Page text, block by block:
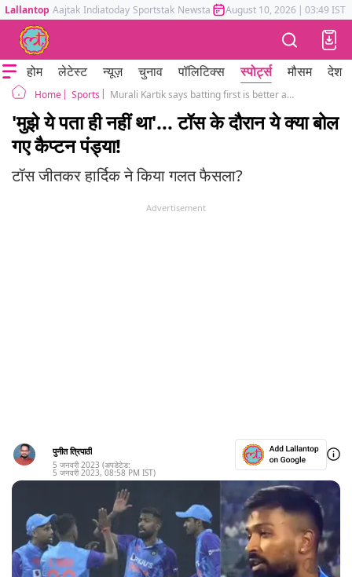
Lallantop Aajtak Indiatoday Sportstak Newstak Mumbai Tak Astrotak
August 10, 2026 | 03:49 IST
होम लेटेस्ट न्यूज़ चुनाव पॉलिटिक्स स्पोर्ट्स मौसम देश
Home Sports Murali Kartik says batting first is better after Hardik Pandya opts to bowl 2nd T20I in Pune, Hardik epic reply goes viral
'मुझे ये पता ही नहीं था'... टॉस के दौरान ये क्या बोल
गए कैप्टन पंड्या!
टॉस जीतकर हार्दिक ने किया गलत फैसला?
Advertisement
पुनीत त्रिपाठी
5 जनवरी 2023 (अपडेटेड:
5 जनवरी 2023, 08:58 PM IST)